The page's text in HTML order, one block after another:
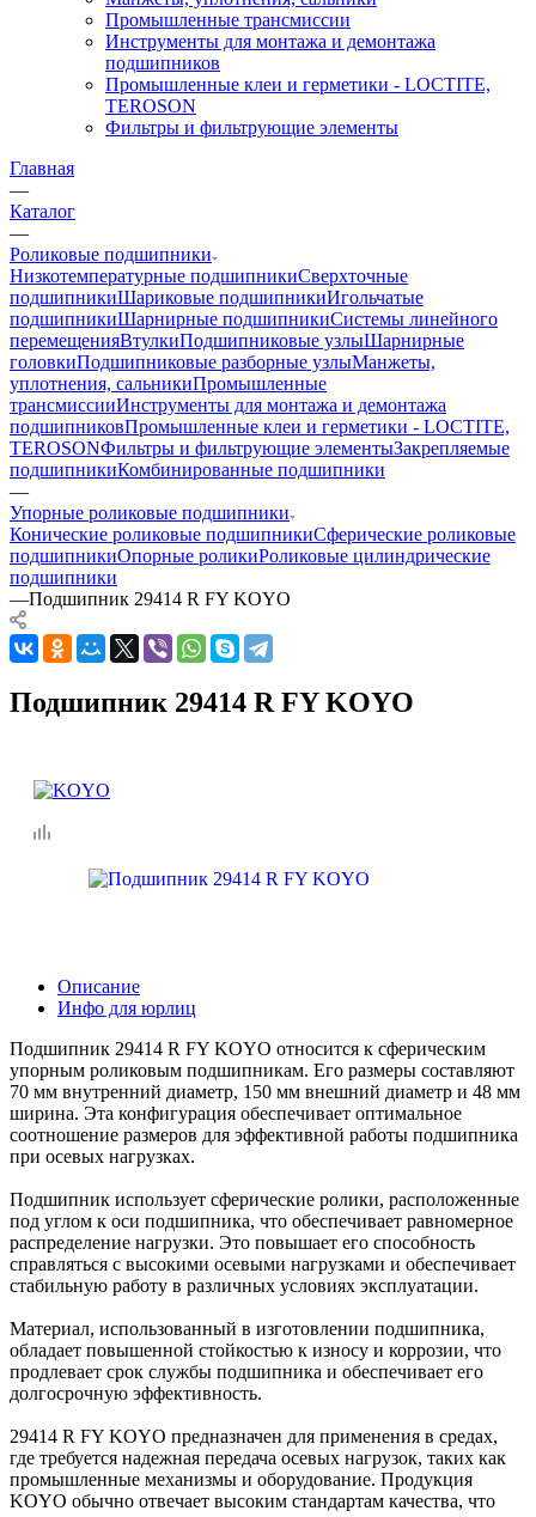
Промышленные трансмиссии
Инструменты для монтажа и демонтажа
подшипников
Промышленные клеи и герметики - LOCTITE,
TEROSON
Фильтры и фильтрующие элементы
Главная
—
Каталог
—
Роликовые подшипники
Низкотемпературные подшипникиСверхточные
подшипникиШариковые подшипникиИгольчатые
подшипникиШарнирные подшипникиСистемы линейного
перемещенияВтулкиПодшипниковые узлыШарнирные
головкиПодшипниковые разборные узлыМанжеты,
уплотнения, сальникиПромышленные
трансмиссииИнструменты для монтажа и демонтажа
подшипниковПромышленные клеи и герметики - LOCTITE,
TEROSONФильтры и фильтрующие элементыЗакрепляемые
подшипникиКомбинированные подшипники
—
Упорные роликовые подшипники
Конические роликовые подшипникиСферические роликовые
подшипникиОпорные роликиРоликовые цилиндрические
подшипники
—Подшипник 29414 R FY KOYO
Подшипник 29414 R FY KOYO
Описание
Инфо для юрлиц
Подшипник 29414 R FY KOYO относится к сферическим
упорным роликовым подшипникам. Его размеры составляют
70 мм внутренний диаметр, 150 мм внешний диаметр и 48 мм
ширина. Эта конфигурация обеспечивает оптимальное
соотношение размеров для эффективной работы подшипника
при осевых нагрузках.
Подшипник использует сферические ролики, расположенные
под углом к оси подшипника, что обеспечивает равномерное
распределение нагрузки. Это повышает его способность
справляться с высокими осевыми нагрузками и обеспечивает
стабильную работу в различных условиях эксплуатации.
Материал, использованный в изготовлении подшипника,
обладает повышенной стойкостью к износу и коррозии, что
продлевает срок службы подшипника и обеспечивает его
долгосрочную эффективность.
29414 R FY KOYO предназначен для применения в средах,
где требуется надежная передача осевых нагрузок, таких как
промышленные механизмы и оборудование. Продукция
KOYO обычно отвечает высоким стандартам качества, что